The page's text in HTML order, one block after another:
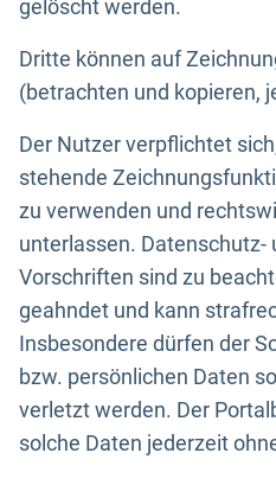
gelöscht werden.
Dritte können auf
(betrachten und kopieren,
Der Nutzer verpflichtet
stehende
zu verwenden und
unterlassen. Datenschutz-
Vorschriften sind zu
geahndet und kann
Insbesondere dürfen der
bzw. persönlichen Daten
verletzt werden. Der
solche Daten jederzeit